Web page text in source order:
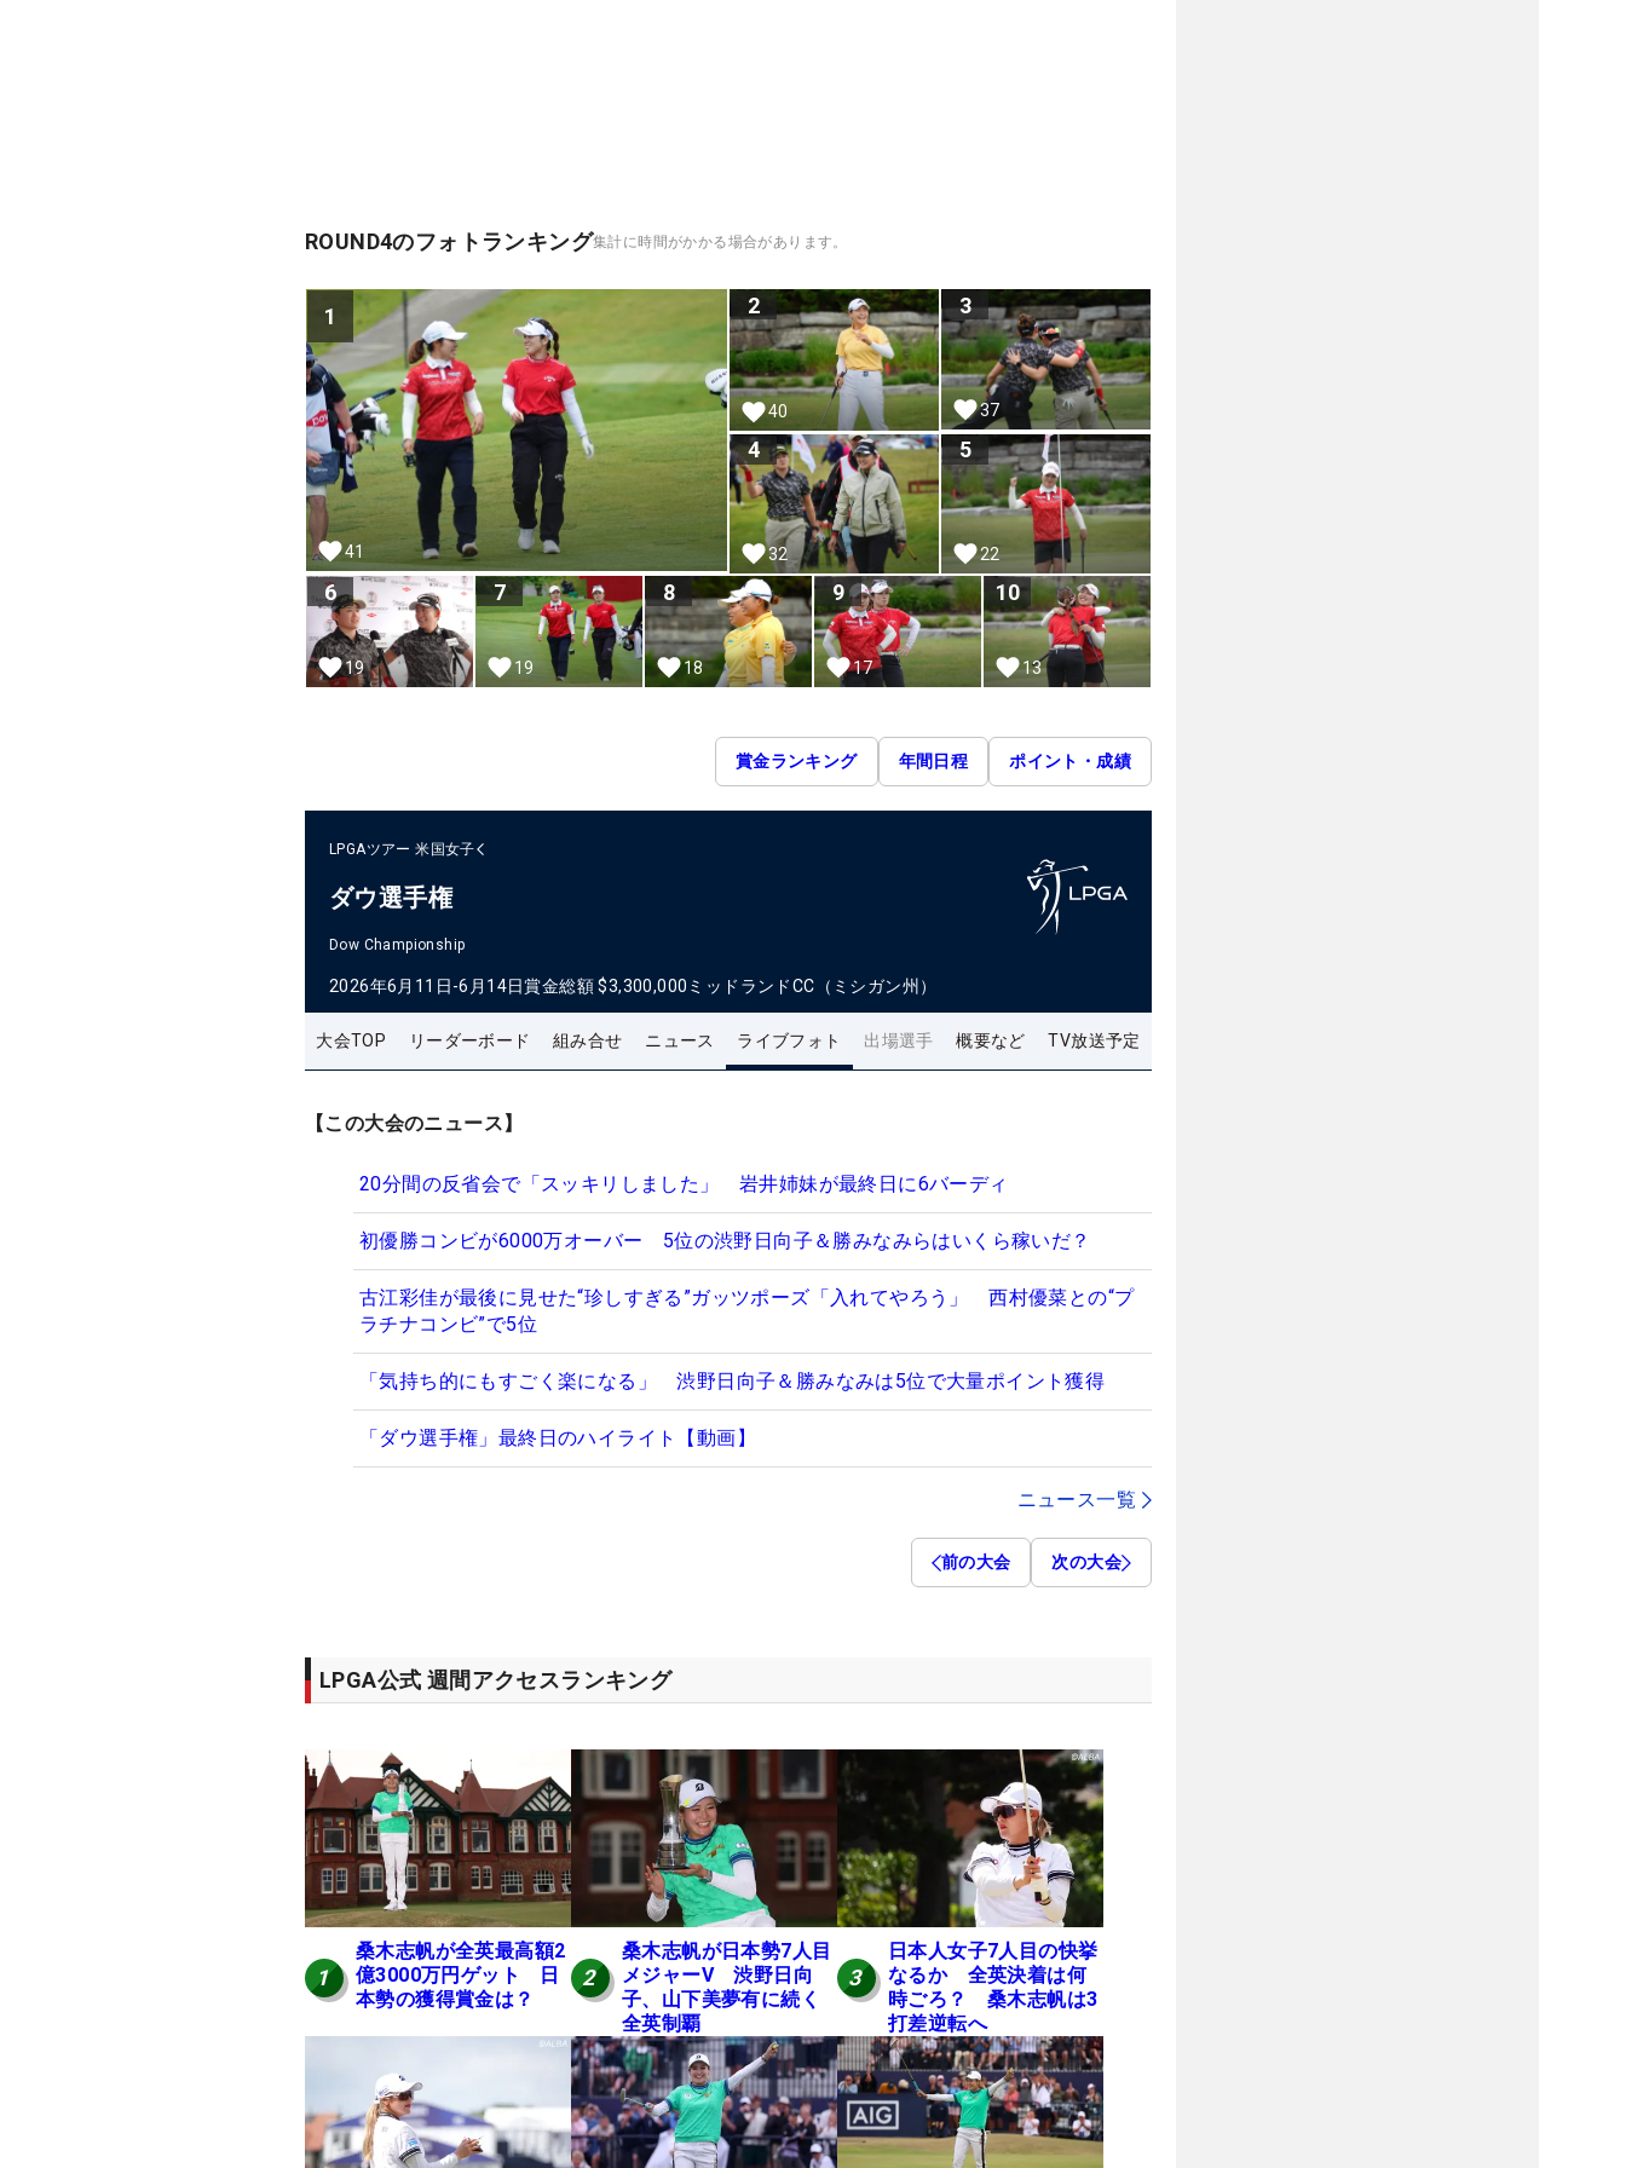
ROUND4のフォトランキング集計に時間がかかる場合があります。
1
41
2
40
3
37
4
32
5
22
6
19
7
19
8
18
9
17
10
13
賞金ランキング 年間日程 ポイント・成績
LPGAツアー 米国女子
ダウ選手権
Dow Championship
2026年6月11日-6月14日賞金総額 $3,300,000 ミッドランドCC（ミシガン州）
大会TOP リーダーボード 組み合せ ニュース ライブフォト 出場選手 概要など TV放送予定
【この大会のニュース】
20分間の反省会で「スッキリしました」 岩井姉妹が最終日に6バーディ
初優勝コンビが6000万オーバー 5位の渋野日向子＆勝みなみらはいくら稼いだ？
古江彩佳が最後に見せた“珍しすぎる”ガッツポーズ「入れてやろう」 西村優菜との“プ
ラチナコンビ”で5位
「気持ち的にもすごく楽になる」 渋野日向子＆勝みなみは5位で大量ポイント獲得
「ダウ選手権」最終日のハイライト【動画】
ニュース一覧
前の大会 次の大会
LPGA公式 週間アクセスランキング
1
桑木志帆が全英最高額2
億3000万円ゲット 日
本勢の獲得賞金は？
2
桑木志帆が日本勢7人目
メジャーV 渋野日向
子、山下美夢有に続く
全英制覇
3
日本人女子7人目の快挙
なるか 全英決着は何
時ごろ？ 桑木志帆は3
打差逆転へ